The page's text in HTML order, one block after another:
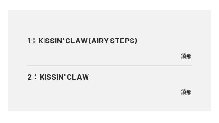
1 ： KISSIN' CLAW (AIRY STEPS)
鎖那
2 ： KISSIN' CLAW
鎖那